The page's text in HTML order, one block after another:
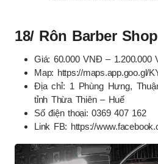
18/ Rôn Barber
Giá: 60.000 VNĐ – 1.200.000
Map: https://maps.app.goo.gl/
Địa chỉ: 1 Phùng Hưng,
tỉnh Thừa Thiên – Huế
Số điện thoại: 0369 407 162
Link FB: https://